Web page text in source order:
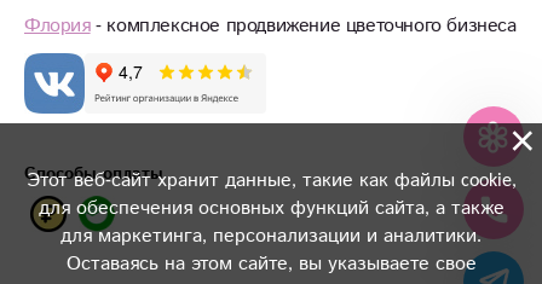
Этот веб-сайт хранит данные, такие как файлы cookie,
для обеспечения основных функций сайта, а также
для маркетинга, персонализации и аналитики.
Оставаясь на этом сайте, вы указываете свое
×
Флория- комплексное продвижение цветочного бизнеса
Способы оплаты